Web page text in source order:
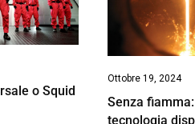
o Squid
Ottobre 19, 2024
Senza
tecnologia